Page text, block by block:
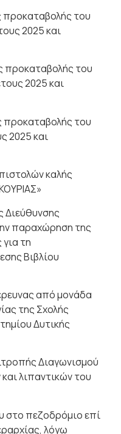
προκαταβολής του
2025 και
προκαταβολής του
2025 και
προκαταβολής του
2025 και
καλής
Διεύθυνσης
παραχώρηση της
τη
Βιβλίου
από μονάδα
της Σχολής
Δυτικής
Διαγωνισμού
λιπαντικών του
στο πεζοδρόμιο επί
λόγω